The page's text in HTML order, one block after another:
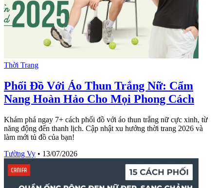
Thời Trang
Phối Đồ Với Áo Thun Trắng Nữ: Cẩm
Nang Hoàn Hảo Cho Mọi Phong Cách
Khám phá ngay 7+ cách phối đồ với áo thun trắng nữ cực xinh, từ
năng động đến thanh lịch. Cập nhật xu hướng thời trang 2026 và
làm mới tủ đồ của bạn!
Tường Vy • 13/07/2026